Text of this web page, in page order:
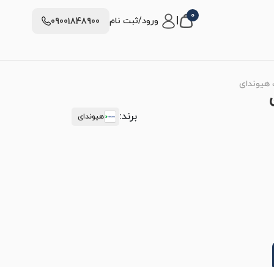
0 ورود/ثبت نام 09001848900
برند: هیوندای